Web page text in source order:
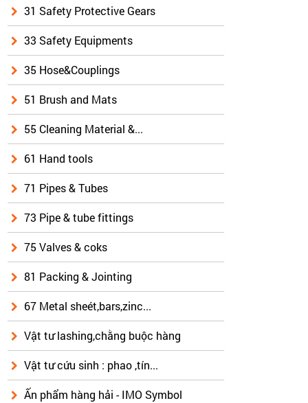
31 Safety Protective Gears
33 Safety Equipments
35 Hose&Couplings
51 Brush and Mats
55 Cleaning Material &...
61 Hand tools
71 Pipes & Tubes
73 Pipe & tube fittings
75 Valves & coks
81 Packing & Jointing
67 Metal sheét,bars,zinc...
Vật tư lashing,chằng buộc hàng
Vật tư cứu sinh : phao ,tín...
Ấn phẩm hàng hải - IMO Symbol